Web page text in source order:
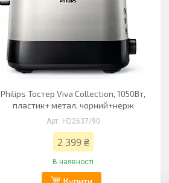
Philips Тостер Viva Collection, 1050Вт,
пластик+ метал, чорний+нерж
HD2637/90
2 399 ₴
В наявності
Купити